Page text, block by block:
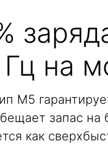
на
M5
запас
как